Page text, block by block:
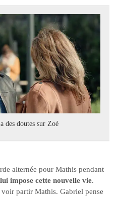
des doutes sur Zoé
alternée pour Mathis pendant
impose cette nouvelle vie.
partir Mathis. Gabriel pense